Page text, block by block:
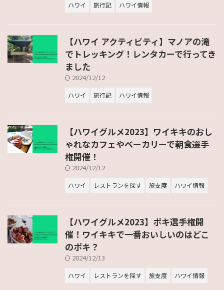
ハワイ 旅行記 ハワイ情報
【ハワイ アクティビティ】マノアの滝
でトレッキング！レンタカーで行ってき
ました
2024/12/12
ハワイ 旅行記 ハワイ情報
【ハワイグルメ2023】ワイキキのおし
ゃれなカフェやベーカリーで朝食選手
権開催！
2024/12/12
ハワイ レストランを探す 旅支度 ハワイ情報
【ハワイグルメ2023】ポキ選手権開
催！ワイキキで一番おいしいのはどこ
のポキ？
2024/12/13
ハワイ レストランを探す 旅支度 ハワイ情報